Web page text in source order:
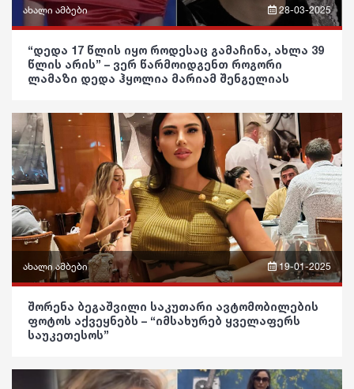
გართობა
რეგიონი
სოც. მედია
სპორტი
მსოფლიო
ეკონომიკა
სამართალი
რჩევები
ინტერვიუ
შოუბიზნესი
მედიცინა
კულინარია
ახალი ამბები
ვიდეო
საზოგადოება
განათლება
ჯანდაცვა
კულტურა
გართობა
სოც. მედია
28-03-2025
“დედა 17 წლის იყო როდესაც გამაჩინა, ახლა 39
წლის არის” – ვერ წარმოიდგენთ როგორი
ლამაზი დედა ჰყოლია მარიამ შენგელიას
ახალი ამბები
ვიდეო
19-01-2025
შორენა ბეგაშვილი საკუთარი ავტომობილების
ფოტოს აქვეყნებს – “იმსახურებ ყველაფერს
საუკეთესოს”